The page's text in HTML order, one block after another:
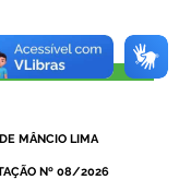
MÂNCIO LIMA
Nº 08/2026